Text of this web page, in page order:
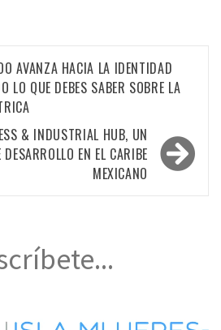
AVANZA HACIA LA IDENTIDAD
LO QUE DEBES SABER SOBRE LA
& INDUSTRIAL HUB, UN
EN EL CARIBE
MEXICANO